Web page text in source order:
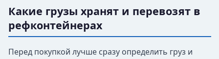
Какие грузы хранят и перевозят в
рефконтейнерах
Перед покупкой лучше сразу определить груз и